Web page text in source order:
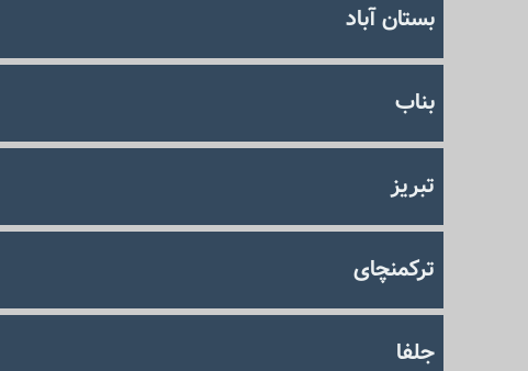
بستان آباد
بناب
تبریز
ترکمنچای
جلفا